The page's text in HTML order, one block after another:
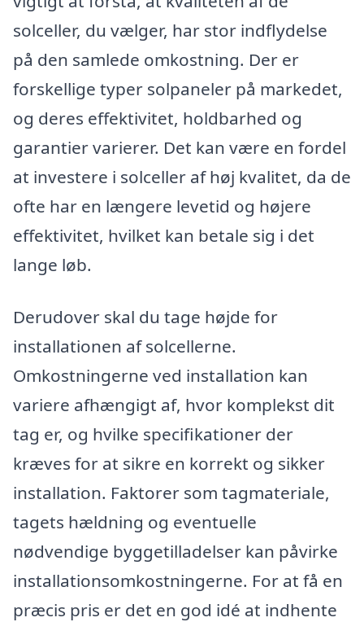
solceller, du vælger, har stor indflydelse
på den samlede omkostning. Der er
forskellige typer solpaneler på markedet,
og deres effektivitet, holdbarhed og
garantier varierer. Det kan være en fordel
at investere i solceller af høj kvalitet, da de
ofte har en længere levetid og højere
effektivitet, hvilket kan betale sig i det
lange løb.
Derudover skal du tage højde for
installationen af solcellerne.
Omkostningerne ved installation kan
variere afhængigt af, hvor komplekst dit
tag er, og hvilke specifikationer der
kræves for at sikre en korrekt og sikker
installation. Faktorer som tagmateriale,
tagets hældning og eventuelle
nødvendige byggetilladelser kan påvirke
installationsomkostningerne. For at få en
præcis pris er det en god idé at indhente